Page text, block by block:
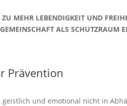
MEHR LEBENDIGKEIT UND
ALS SCHUTZRAUM
Prävention
geistlich und emotional nicht in